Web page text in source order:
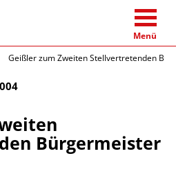
Menü
Geißler zum Zweiten Stellvertretenden
Bürgermeister